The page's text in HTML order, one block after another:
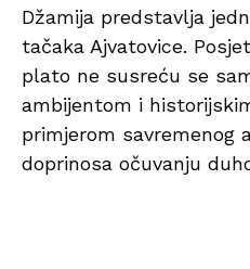
Džamija predstavlja
tačaka Ajvatovice.
plato ne susreću se
ambijentom i
primjerom savremenog
doprinosa očuvanju